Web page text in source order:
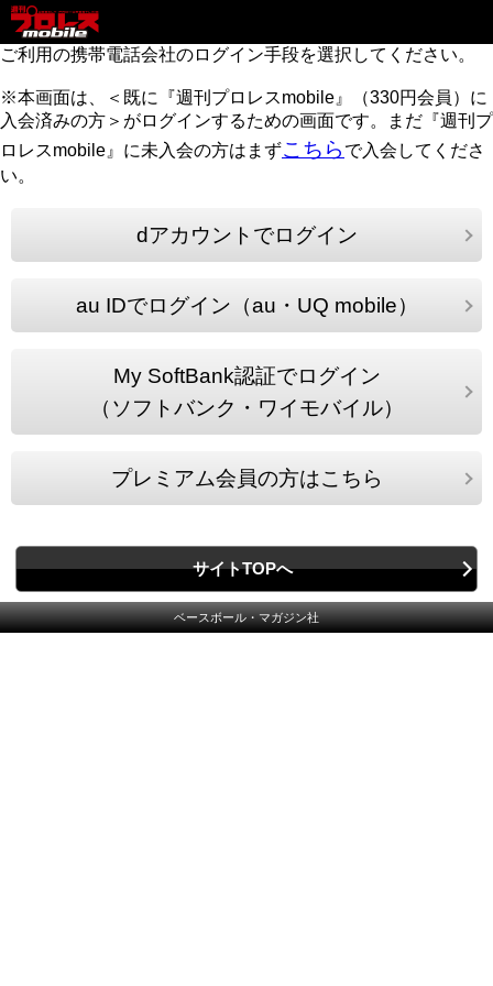
ご利用の携帯電話会社のログイン手段を選択してください。
※本画面は、＜既に『週刊プロレスmobile』（330円会員）に
入会済みの方＞がログインするための画面です。まだ『週刊プ
ロレスmobile』に未入会の方はまずこちら で入会してくださ
い。
dアカウントでログイン
au IDでログイン（au・UQ mobile）
My SoftBank認証でログイン
（ソフトバンク・ワイモバイル）
プレミアム会員の方はこちら
サイトTOPへ
ベースボール・マガジン社